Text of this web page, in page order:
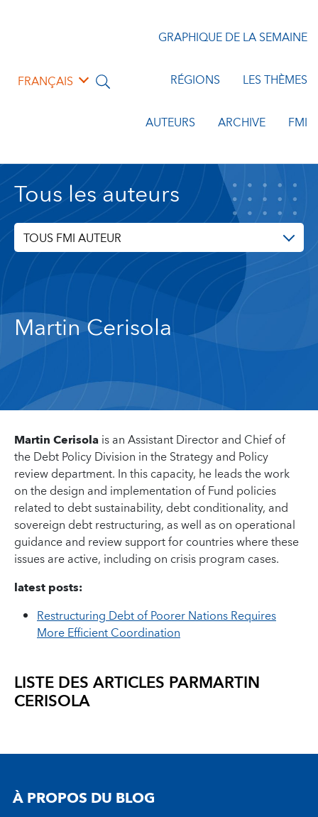
FRANÇAIS
GRAPHIQUE DE LA SEMAINE
RÉGIONS LES THÈMES
AUTEURS ARCHIVE FMI
Tous les auteurs
TOUS FMI AUTEUR
Martin Cerisola
Martin Cerisolais an Assistant Director and Chief of
the Debt Policy Division in the Strategy and Policy
review department. In this capacity, he leads the work
on the design and implementation of Fund policies
related to debt sustainability, debt conditionality, and
sovereign debt restructuring, as well as on operational
guidance and review support for countries where these
issues are active, including on crisis program cases.
latest posts:
Restructuring Debt of Poorer Nations Requires
More Efficient Coordination
LISTE DES ARTICLES PARMARTIN
CERISOLA
À PROPOS DU BLOG